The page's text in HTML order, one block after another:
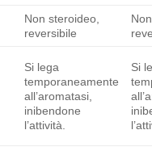
Non steroideo,
reversibile
Si lega
temporaneamente
all’aromatasi,
inibendone
l’attività.
Si